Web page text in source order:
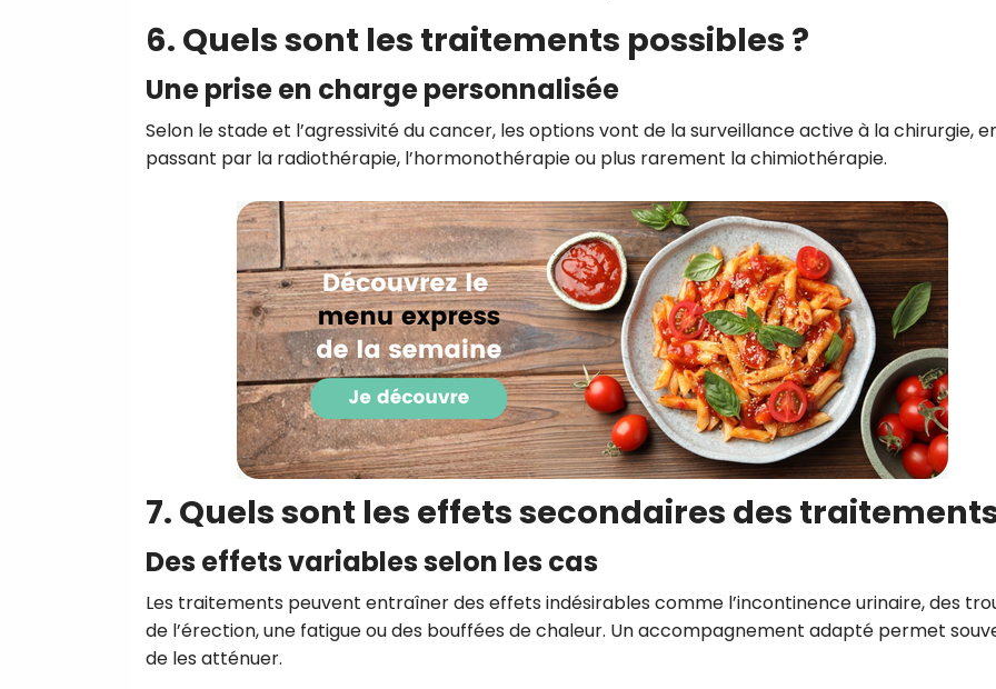
6. Quels sont les traitements possibles ?
Une prise en charge personnalisée
Selon le stade et l’agressivité du cancer, les options vont de la surveillance active à la chirurgie,
passant par la radiothérapie, l’hormonothérapie ou plus rarement la chimiothérapie.
7. Quels sont les effets secondaires des
Des effets variables selon les cas
Les traitements peuvent entraîner des effets indésirables comme l’incontinence urinaire, des
de l’érection, une fatigue ou des bouffées de chaleur. Un accompagnement adapté permet
de les atténuer.